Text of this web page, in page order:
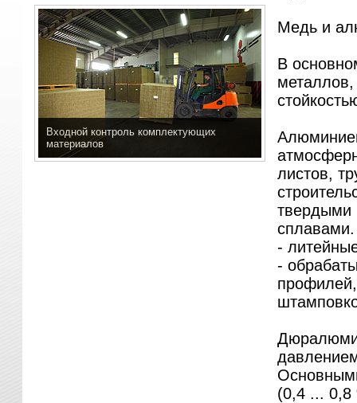
Входной контроль комплектующих
материалов
Медь и
В
листов,
твердыми
-
-
профилей,
(0,4 ... 0,8